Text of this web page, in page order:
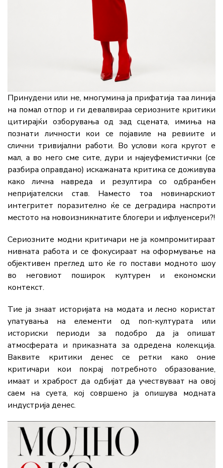
Принудени или не, многумина ја прифатија таа линија
на помал отпор и ги девалвираа сериозните критики
цитирајќи озборувања од зад сцената, имиња на
познати личности кои се појавиле на ревиите и
слични тривијални работи. Во услови кога кругот е
мал, а во него сме сите, дури и најеуфемистички (се
разбира оправдано) искажаната критика се доживува
како лична навреда и резултира со одбранбен
непријателски став. Наместо тоа новинарскиот
интегритет поразително ќе се деградира наспроти
местото на новоизникнатите блогери и ифлуенсери?!
Сериозните модни критичари не ја компромитираат
нивната работа и се фокусираат на оформување на
објективен преглед што ќе го постави модното шоу
во неговиот поширок културен и економски
контекст.
Тие ја знаат историјата на модата и лесно користат
упатувања на елементи од поп-културата или
историски периоди за подобро да ја опишат
атмосферата и приказната за одредена колекција.
Ваквите критики денес се ретки како оние
критичари кои покрај потребното образование,
имаат и храброст да одбијат да учествуваат на овој
саем на суета, кој совршено ја опишува модната
индустрија денес.